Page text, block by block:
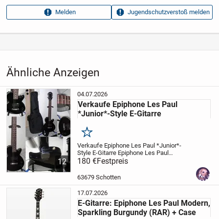
EPiPhone sind auch sehr geeignet für die Ausstellung im
bei uns.
Wir senden auch per Post zu Versand Porto Verpackung Fr.
38.00
BY:
Auto Hifi Shop + Elektronik
Zürichstr. 30
8600 Dübendorf - ZH
Ähnliche Anzeigen
12
04.07.2026
Verkaufe Epiphone Les Paul
*Junior*-Style E-Gitarre
Merken
Verkaufe Epiphone Les Paul *Junior*-
Style E-Gitarre Epiphone Les Paul
*Junior*-StyleDiese Epiphone E-Gitarre ist
aus 2007 und ein eher seltenes Modell.
Denn es ist keine „übliche“ Junior
180 €Festpreis
63679 Schotten
17.07.2026
E-Gitarre: Epiphone Les Paul Modern,
Sparkling Burgundy (RAR) + Case
Anzeigen­kennung
94314779
Aufrufe dieser
100
Musikinstrumente
›E-Gitarren
Melden Jugendschutzverstoß melden